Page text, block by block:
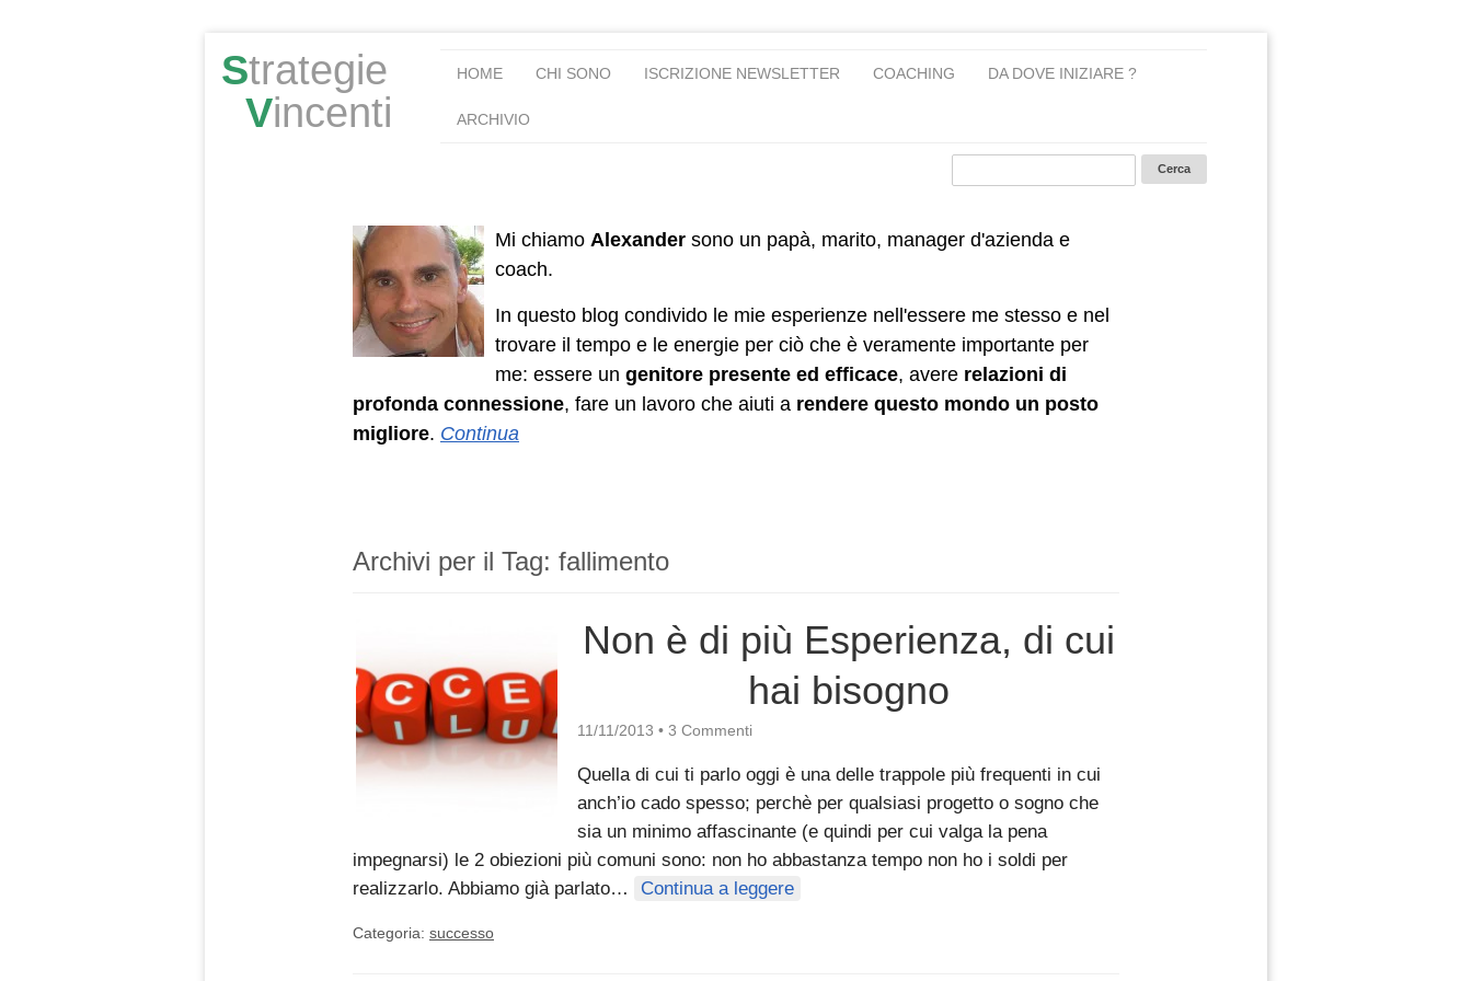
Strategie
Vincenti
HOME CHI SONO ISCRIZIONE NEWSLETTER COACHING DA DOVE INIZIARE ?
ARCHIVIO
Mi chiamo Alexander sono un papà, marito, manager d'azienda e
coach.
In questo blog condivido le mie esperienze nell'essere me stesso e nel
trovare il tempo e le energie per ciò che è veramente importante per
me: essere un genitore presente ed efficace, avere relazioni di
profonda connessione, fare un lavoro che aiuti a rendere questo mondo un posto
migliore. Continua
Archivi per il Tag: fallimento
Non è di più Esperienza, di cui
hai bisogno
11/11/2013 • 3 Commenti
Quella di cui ti parlo oggi è una delle trappole più frequenti in cui
anch’io cado spesso; perchè per qualsiasi progetto o sogno che
sia un minimo affascinante (e quindi per cui valga la pena
impegnarsi) le 2 obiezioni più comuni sono: non ho abbastanza tempo non ho i soldi per
realizzarlo. Abbiamo già parlato…
Continua a leggere
Categoria: successo